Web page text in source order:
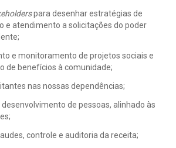
para desenhar estratégias de
e atendimento a solicitações do poder
e monitoramento de projetos sociais e
de benefícios à comunidade;
nas nossas dependências;
de pessoas, alinhado às
controle e auditoria da receita;